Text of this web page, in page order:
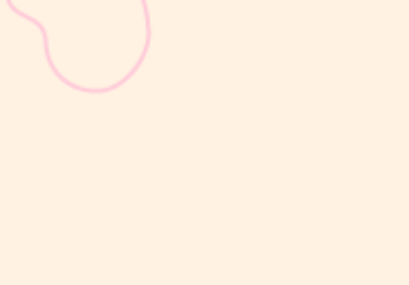
KB suntik 3 bulan merupakan metode kontrasepsi hormonal yang
diberikan melalui suntikan setiap 3 bulan untuk membantu